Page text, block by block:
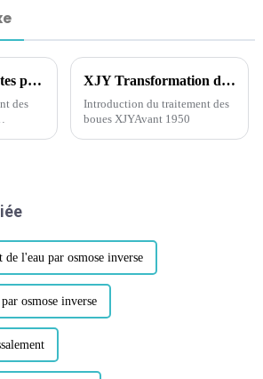
Solutions innovantes pour le traitement des gaz résiduaires : Système de désodorisation biologique intelligent BDS -- Tours de désodorisation biologique et bioscrubbers BDS
des
et
XJY Transformation des boues d'épuration en biosolides : un parcours à travers le traitement des eaux usées et au-delà
Introduction du traitement des
boues XJYAvant 1950
de l'eau par osmose inverse
osmose inverse